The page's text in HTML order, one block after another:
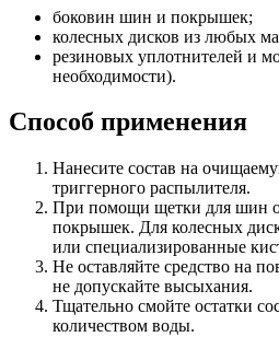
боковин шин и покрышек;
колесных дисков из любых
резиновых уплотнителей и
необходимости).
Способ применения
Нанесите состав на
триггерного распылителя.
При помощи щетки для шин
покрышек. Для колесных
или специализированные
Не оставляйте средство на
не допускайте высыхания.
Тщательно смойте остатки
количеством воды.